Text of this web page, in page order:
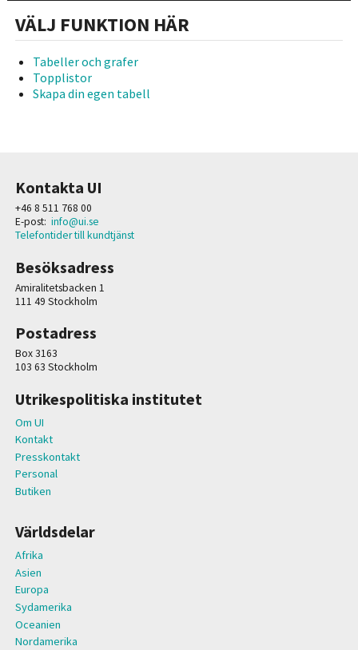
VÄLJ FUNKTION HÄR
Tabeller och grafer
Topplistor
Skapa din egen tabell
Kontakta UI
+46 8 511 768 00
E-post: info@ui.se
Telefontider till kundtjänst
Besöksadress
Amiralitetsbacken 1
111 49 Stockholm
Postadress
Box 3163
103 63 Stockholm
Utrikespolitiska institutet
Om UI
Kontakt
Presskontakt
Personal
Butiken
Världsdelar
Afrika
Asien
Europa
Sydamerika
Oceanien
Nordamerika